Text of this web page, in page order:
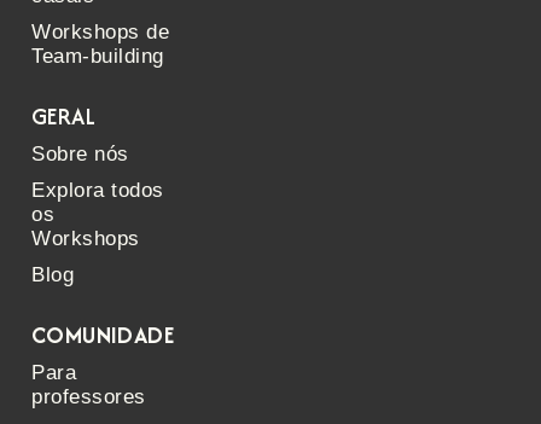
Workshops de
Team-building
GERAL
Sobre nós
Explora todos
os
Workshops
Blog
COMUNIDADE
Para
professores